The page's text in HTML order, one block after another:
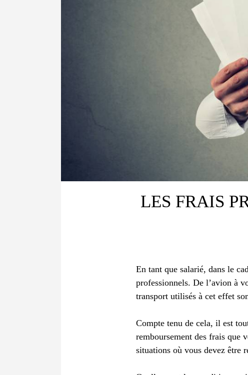
LES FRAIS
En tant que salarié, dans le
professionnels. De l’avion à
transport utilisés à cet effet
Compte tenu de cela, il est
remboursement des frais que
situations où vous devez être